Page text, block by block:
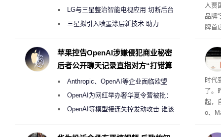
友
人贾
品牌
牌首
者
与西
时代
了。
起，
o、
和
月销售额不达标门店 将被逐步清退
LG与三星整治智能电视应用 切断后台
偷偷共享带宽的违规行为
三星拟引入喷墨涂层新技术 助力
度
苹果控告OpenAI涉嫌侵犯商业秘密
后者公开聊天记录直指对方“打错算
Anthropic、OpenAI等企业面临欧盟
《人工智能法案》全新执法权限审查
OpenAI为网红举办奢华夏令营被批：
2000美元一晚 遭讽“反乌托邦”
OpenAI等模型接连失控发动攻击 谁该